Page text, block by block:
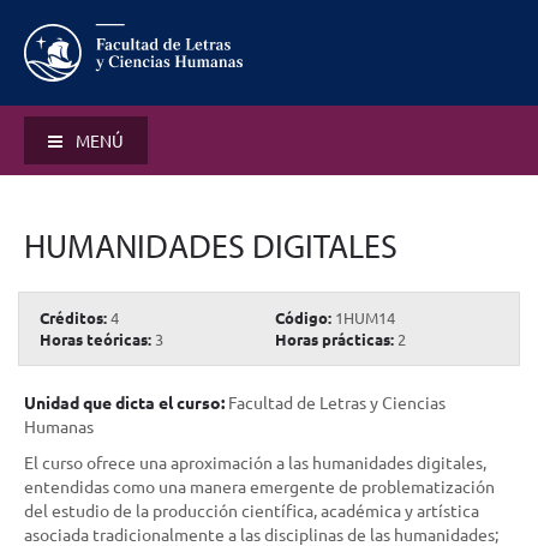
MENÚ
HUMANIDADES DIGITALES
Créditos:4 Código: 1HUM14
Horas teóricas: 3 Horas prácticas: 2
Unidad que dicta el curso: Facultad de Letras y Ciencias
Humanas
El curso ofrece una aproximación a las humanidades digitales,
entendidas como una manera emergente de problematización
del estudio de la producción científica, académica y artística
asociada tradicionalmente a las disciplinas de las humanidades;